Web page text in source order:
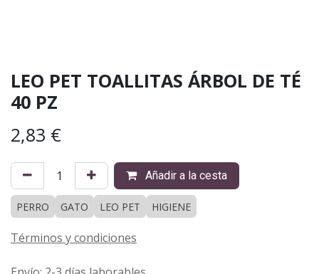
LEO PET TOALLITAS ÁRBOL DE TÉ
40 PZ
2,83 €
Añadir a la cesta
PERRO GATO LEO PET HIGIENE
Términos y condiciones